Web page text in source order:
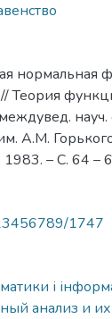
нормальная
Теория
науч.
А.М.
– С. 64 –
1747
і
анализ и